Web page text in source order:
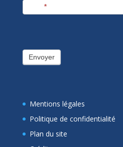
*
Envoyer
Mentions légales
Politique de confidentialité
Plan du site